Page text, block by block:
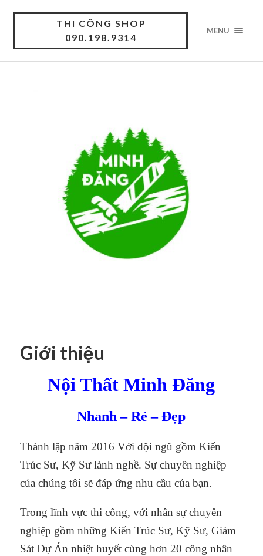
THI CÔNG SHOP
090.198.9314
MENU
Giới thiệu
Nội Thất Minh Đăng
Nhanh – Rẻ – Đẹp
Thành lập năm 2016 Với đội ngũ gồm Kiến
Trúc Sư, Kỹ Sư lành nghề. Sự chuyên nghiệp
của chúng tôi sẽ đáp ứng nhu cầu của bạn.
Trong lĩnh vực thi công, với nhân sự chuyên
nghiệp gồm những Kiến Trúc Sư, Kỹ Sư, Giám
Sát Dự Án nhiệt huyết cùng hơn 20 công nhân